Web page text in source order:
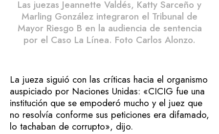
Las juezas Jeannette Valdés, Katty Sarceño y
Marling González integraron el Tribunal de
Mayor Riesgo B en la audiencia de sentencia
por el Caso La Línea. Foto Carlos Alonzo.
La jueza siguió con las críticas hacia el organismo
auspiciado por Naciones Unidas: «CICIG fue una
institución que se empoderó mucho y el juez que
no resolvía conforme sus peticiones era difamado,
lo tachaban de corrupto», dijo.